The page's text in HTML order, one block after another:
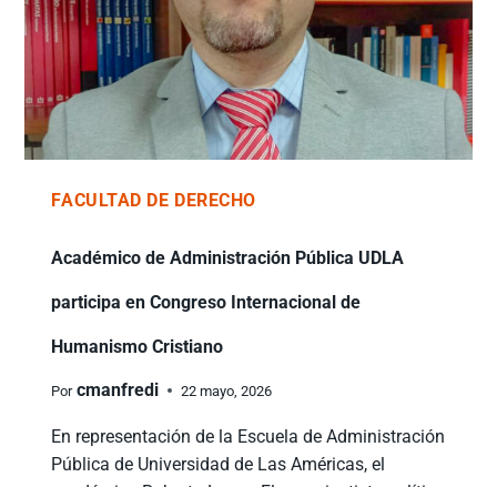
FACULTAD DE DERECHO
Académico de Administración Pública UDLA
participa en Congreso Internacional de
Humanismo Cristiano
Por cmanfredi 22 mayo, 2026
En representación de la Escuela de Administración
Pública de Universidad de Las Américas, el